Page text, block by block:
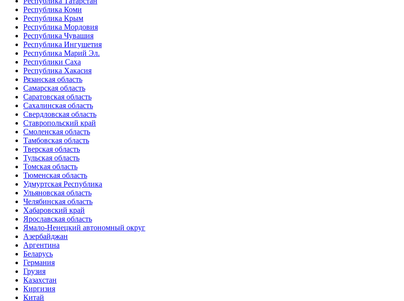
Республика Коми
Республика Крым
Республика Мордовия
Республика Чувашия
Республика Ингушетия
Республика Марий Эл.
Республики Саха
Республика Хакасия
Рязанская область
Самарская область
Саратовская область
Сахалинская область
Свердловская область
Ставропольский край
Смоленская область
Тамбовская область
Тверская область
Тульская область
Томская область
Тюменская область
Удмуртская Республика
Ульяновская область
Челябинская область
Хабаровский край
Ярославская область
Ямало-Ненецкий автономный округ
Азербайджан
Аргентина
Беларусь
Германия
Грузия
Казахстан
Киргизия
Китай